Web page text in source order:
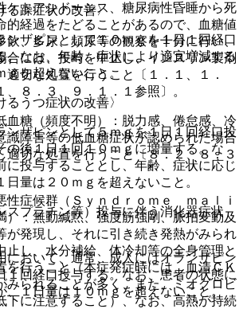
ケトアシドーシス、糖尿病性昏睡から死
的経過をたどることがあるので、血糖値
飲、多尿、頻尿等の観察を十分に行い、
合には、投与を中止し、インスリン製剤
適切な処置を行うこと〔１．１、１．
、８．３、９．１．１参照〕。
糖（頻度不明）：脱力感、倦怠感、冷
識障害等の低血糖症状が認められた場合
適切な処置を行うこと〔８．２、８．３
症候群（Ｓｙｎｄｒｏｍｅ ｍａｌｉ
）：無動緘黙、強度筋強剛、脈拍変動及
が発現し、それに引き続き発熱がみられ
止し、水分補給、体冷却等の全身管理と
を行うこと（本症発症時には、血清ＣＫ
みられることが多く、また、ミオグロビ
下に注意すること）、なお、高熱が持続
る躁症状の改善〉
ンザピンとして１０ｍｇを１日１回経口
。なお、年齢、症状により適宜増減する
ｇを超えないこと。
るうつ症状の改善〉
ンザピンとして５ｍｇを１日１回経口投
の後１日１回１０ｍｇに増量する。な
に投与することとし、年齢、症状に応じ
量は２０ｍｇを超えないこと。
スプラチン等）投与に伴う消化器症状
において、通常、成人にはオランザピン
１回経口投与する。なお、患者の状態に
、１日量は１０ｍｇを超えないこと。